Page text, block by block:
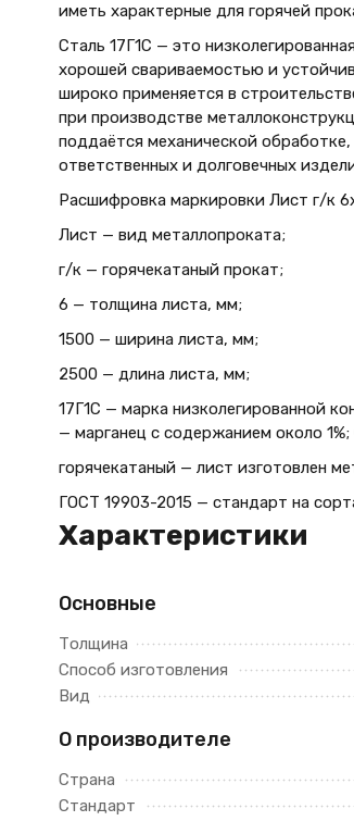
иметь характерные для горячей
Сталь 17Г1С — это
хорошей свариваемостью и
широко применяется в
при производстве
поддаётся механической
ответственных и долговечных
Расшифровка маркировки Лист г/к
Лист — вид металлопроката;
г/к — горячекатаный прокат;
6 — толщина листа, мм;
1500 — ширина листа, мм;
2500 — длина листа, мм;
17Г1С — марка низколегированной
— марганец с содержанием около
горячекатаный — лист изготовлен
ГОСТ 19903-2015 — стандарт на
Характеристики
Основные
Толщина
Способ изготовления
Вид
О производителе
Страна
Стандарт